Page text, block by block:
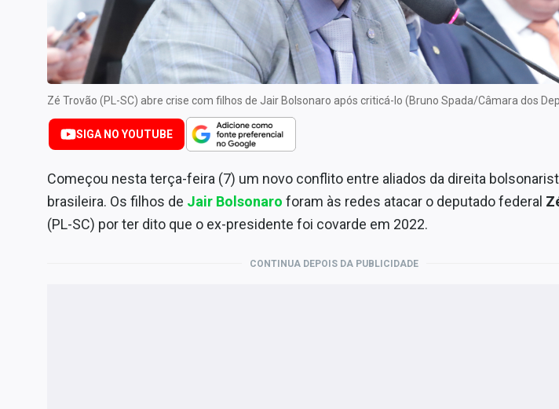
Conteúdo de Marca
Sobre
Expediente
Zé Trovão (PL-SC) abre crise com filhos de Jair Bolsonaro após criticá-lo (Bruno Spada/Câmara dos
SIGA NO YOUTUBE
Começou nesta terça-feira (7) um novo conflito entre aliados da direita
brasileira. Os filhos de Jair Bolsonaro foram às redes atacar o deputado federal
(PL-SC) por ter dito que o ex-presidente foi covarde em 2022.
CONTINUA DEPOIS DA PUBLICIDADE